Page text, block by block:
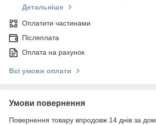
Детальніше
Оплатити частинами
Післяплата
Оплата на рахунок
Всі умови оплати
Умови повернення
Повернення товару впродовж 14 днів за